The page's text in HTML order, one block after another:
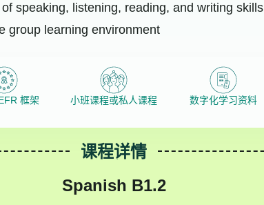
speaking, listening, reading, and writing skills
group learning environment
框架 小班课程或私人课程 数字化学习资料
课程详情
Spanish B1.2